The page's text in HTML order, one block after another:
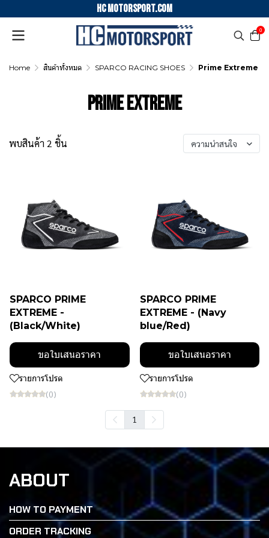
HC motorsport.COM
0
Home สินค้าทั้งหมด SPARCO RACING SHOES Prime Extreme
Prime Extreme
พบสินค้า 2 ชิ้น ความน่าสนใจ
SPARCO PRIME
EXTREME -
(Black/White)
ขอใบเสนอราคา
รายการโปรด
(0)
SPARCO PRIME
EXTREME - (Navy
blue/Red)
ขอใบเสนอราคา
รายการโปรด
(0)
1
ABOUT
HOW TO PAYMENT
ORDER TRACKING